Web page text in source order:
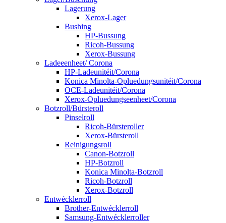
Lagerung
Xerox-Lager
Bushing
HP-Bussung
Ricoh-Bussung
Xerox-Bussung
Ladeeenheet/ Corona
HP-Ladeunitéit/Corona
Konica Minolta-Opluedungsunitéit/Corona
OCE-Ladeunitéit/Corona
Xerox-Opluedungseenheet/Corona
Botzroll/Bürsteroll
Pinselroll
Ricoh-Bürsteroller
Xerox-Bürsteroll
Reinigungsroll
Canon-Botzroll
HP-Botzroll
Konica Minolta-Botzroll
Ricoh-Botzroll
Xerox-Botzroll
Entwécklerroll
Brother-Entwécklerroll
Samsung-Entwécklerroller